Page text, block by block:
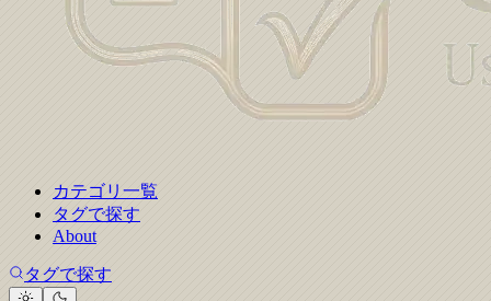
カテゴリ一覧
タグで探す
About
タグで探す